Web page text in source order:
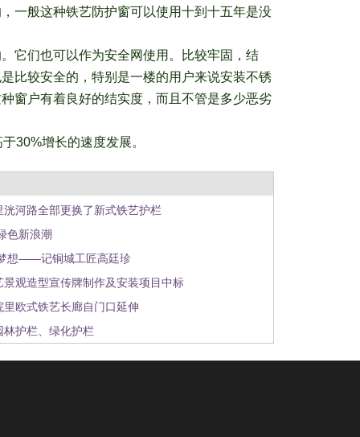
一般这种铁艺防护窗可以使用十到十五年是没
它们也可以作为安全网使用。比较牢固，结
比较安全的，特别是一楼的用户来说安装不锈
窗户有着良好的结实度，而且不管是多少恶劣
30%增长的速度发展。
洸河路全部更换了新式铁艺护栏
色新浪潮
想——记铜城工匠高廷珍
景观造型宣传牌制作及安装项目中标
欧式铁艺长廊自门口延伸
林护栏、绿化护栏